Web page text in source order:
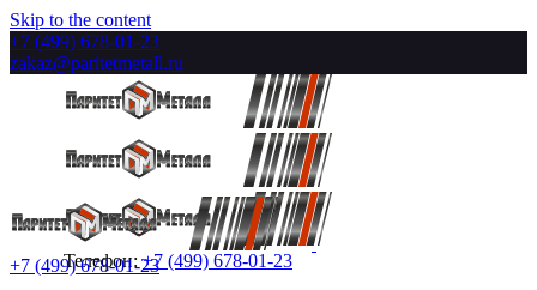
Skip to the content
+7 (499) 678-01-23
zakaz@paritetmetall.ru
Телефон:+7 (499) 678-01-23
+7 (499) 678-01-23